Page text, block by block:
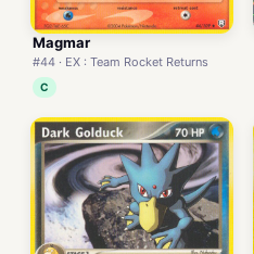
Magmar
#44 · EX : Team Rocket Returns
C